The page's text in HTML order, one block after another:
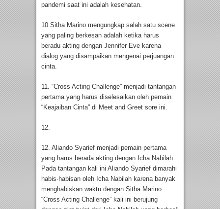
pandemi saat ini adalah kesehatan.
10 Sitha Marino mengungkap salah satu scene
yang paling berkesan adalah ketika harus
beradu akting dengan Jennifer Eve karena
dialog yang disampaikan mengenai perjuangan
cinta.
11. “Cross Acting Challenge” menjadi tantangan
pertama yang harus diselesaikan oleh pemain
“Keajaiban Cinta” di Meet and Greet sore ini.
12.
12. Aliando Syarief menjadi pemain pertama
yang harus berada akting dengan Icha Nabilah.
Pada tantangan kali ini Aliando Syarief dimarahi
habis-habisan oleh Icha Nabilah karena banyak
menghabiskan waktu dengan Sitha Marino.
“Cross Acting Challenge” kali ini berujung